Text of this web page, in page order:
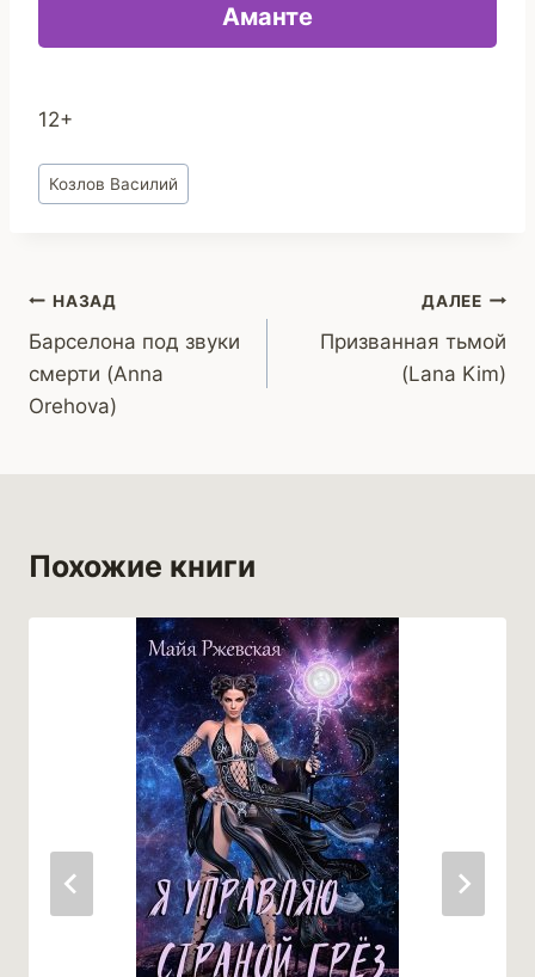
Аманте
12+
Метки
записи:
Козлов Василий
Навигация
по
записям
НАЗАД
Барселона под звуки
смерти (Anna
Orehova)
ДАЛЕЕ
Призванная тьмой
(Lana Kim)
Похожие книги